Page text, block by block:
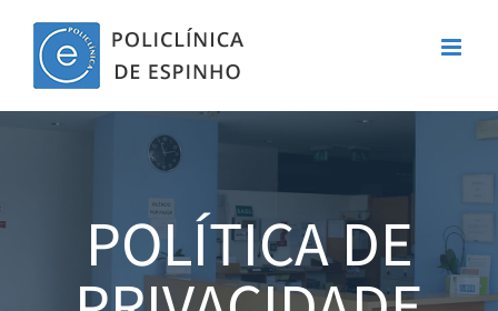
content
POLÍTICA DE